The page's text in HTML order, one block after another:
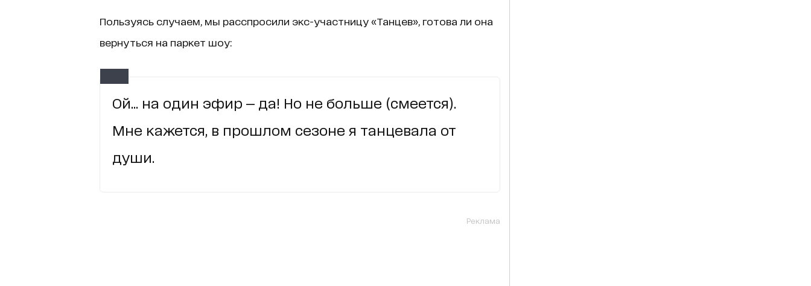
Пользуясь случаем, мы расспросили экс-участницу «Танцев», готова ли она
вернуться на паркет шоу:
Ой... на один эфир — да! Но не больше (смеется).
Мне кажется, в прошлом сезоне я танцевала от
души.
Реклама